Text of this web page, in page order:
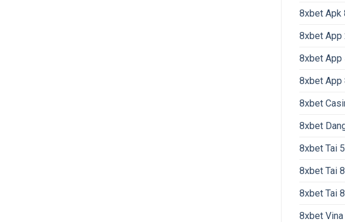
8xbet Apk
8xbet App
8xbet App
8xbet App
8xbet
8xbet
8xbet Tai
8xbet Tai
8xbet Tai
8xbet Vina